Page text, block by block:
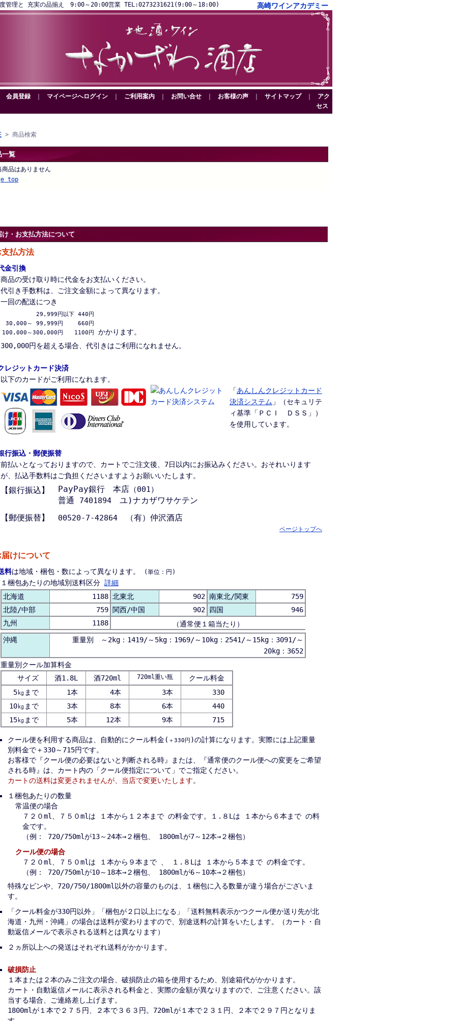
管理と 充実の品揃え 9:00～20:00営業 TEL:0273231621(9:00～18:00) 高崎ワインアカデミー
会員登録 マイページへログイン ご利用案内 お問い合せ お客様の声 サイトマップ
アク
セス
> 商品検索
一覧
商品はありません
top
け・お支払方法について
払方法
金引換
商品の受け取り時に代金をお支払いください。
代引き手数料は、ご注文金額によって異なります。
一回の配送につき
          29,999円以下 440円
30,000～ 99,999円　　 660円
100,000～300,000円　　1100円
かかります。
300,000円を超える場合、代引きはご利用になれません。
レジットカード決済
以下のカードがご利用になれます。
「あんしんクレジットカード
決済システム 」（セキュリテ
ィ基準「ＰＣＩ ＤＳＳ」）
を使用しています。
行振込・郵便振替
前払いとなっておりますので、カートでご注文後、7日以内にお振込みください。おそれいります
が、払込手数料はご負担くださいますようお願いいたします。
【銀行振込】 PayPay銀行 本店（001）
普通 7401894ユ)ナカザワサケテン
【郵便振替】
00520-7-42864（有）仲沢酒店
ページトップへ
けについて
料は地域・梱包・数によって異なります。 (単位：円)
１梱包あたりの地域別送料区分 詳細
北海道
1188 北東北 902 南東北/関東
759
北陸/中部
759 関西/中国 902 四国
946
九州
1188
（通常便１箱当たり）
沖縄
重量別 ～2kg：1419/～5kg：1969/～10kg：2541/～15kg：3091/～
20kg：3652
重量別クール加算料金
サイズ
酒1.8L 酒720ml 720ml重い瓶
クール料金
5㎏まで
1本 4本 3本
330
10㎏まで
3本 8本 6本
440
15㎏まで
5本 12本 9本 715
クール便を利用する商品は、自動的にクール料金( ＋330円 )の計算になります。実際には上記重量
別料金で＋330～715円です。
お客様で『クール便の必要はないと判断される時』または、『通常便のクール便への変更をご希望
される時』は、カート内の「クール便指定について」でご指定ください。
カートの送料は変更されませんが、当店で変更いたします。
１梱包あたりの数量
常温便の場合
７２０ml、７５０mlは １本から１２本まで の料金です。１.８Lは １本から６本まで の料
金です。
（例： 720/750mlが13～24本→２梱包、 1800mlが7～12本→２梱包）
クール便の場合
７２０ml、７５０mlは １本から９本まで 、 １.８Lは １本から５本まで の料金です。
（例： 720/750mlが10～18本→２梱包、 1800mlが6～10本→２梱包）
特殊なビンや、720/750/1800ml以外の容量のものは、１梱包に入る数量が違う場合がございま
す。
「クール料金が330円以外」「梱包が２口以上になる」「送料無料表示かつクール便か送り先が北
海道・九州・沖縄」の場合は送料が変わりますので、別途送料の計算をいたします。（カート・自
動返信メールで表示される送料とは異なります）
２ヵ所以上への発送はそれぞれ送料がかかります。
破損防止
１本または２本のみご注文の場合、破損防止の箱を使用するため、別途箱代がかかります。
カート・自動返信メールに表示される料金と、実際の金額が異なりますので、ご注意ください。該
当する場合、ご連絡差し上げます。
1800mlが１本で２７５円、２本で３６３円。720mlが１本で２３１円、２本で２９７円となりま